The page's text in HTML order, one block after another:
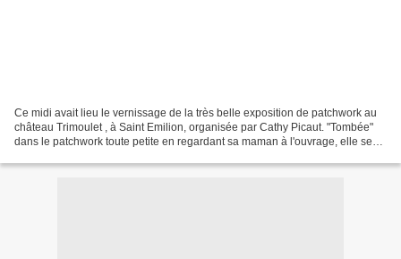
Ce midi avait lieu le vernissage de la très belle exposition de patchwork au
château Trimoulet , à Saint Emilion, organisée par Cathy Picaut. "Tombée"
dans le patchwork toute petite en regardant sa maman à l'ouvrage, elle se